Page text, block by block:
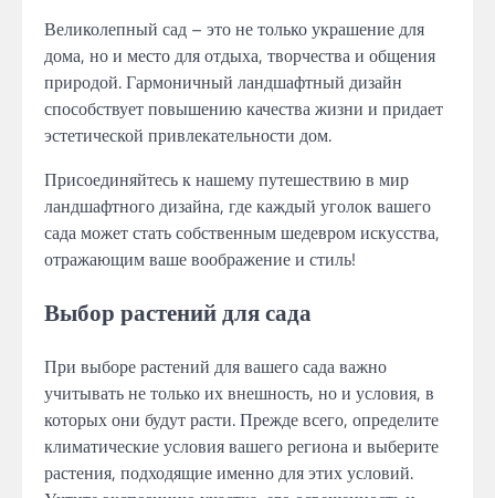
Великолепный сад – это не только украшение для
дома, но и место для отдыха, творчества и общения
природой. Гармоничный ландшафтный дизайн
способствует повышению качества жизни и придает
эстетической привлекательности дом.
Присоединяйтесь к нашему путешествию в мир
ландшафтного дизайна, где каждый уголок вашего
сада может стать собственным шедевром искусства,
отражающим ваше воображение и стиль!
Выбор растений для сада
При выборе растений для вашего сада важно
учитывать не только их внешность, но и условия, в
которых они будут расти. Прежде всего, определите
климатические условия вашего региона и выберите
растения, подходящие именно для этих условий.